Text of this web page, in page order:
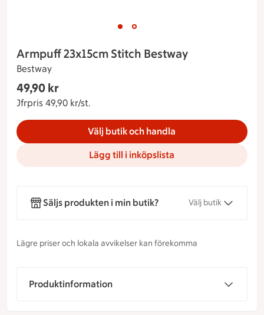
Armpuff 23x15cm Stitch Bestway
Bestway
49,90 kr
Jfrpris 49,90 kr/st.
Välj butik och handla
Lägg till i inköpslista
Säljs produkten i min butik? Välj butik
Lägre priser och lokala avvikelser kan förekomma
Bild 1 av 2
Produktinformation